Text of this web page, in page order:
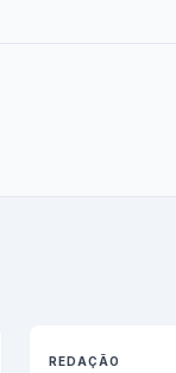
REDAÇÃO